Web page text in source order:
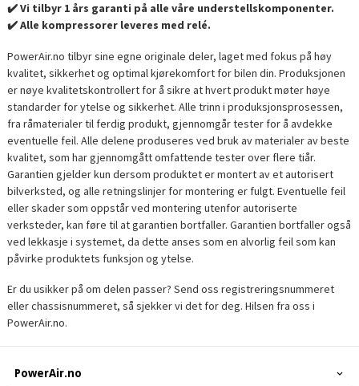
✔️ Vi tilbyr 1 års garanti på alle våre understellskomponenter.
✔️ Alle kompressorer leveres med relé.
PowerAir.no tilbyr sine egne originale deler, laget med fokus på høy
kvalitet, sikkerhet og optimal kjørekomfort for bilen din. Produksjonen
er nøye kvalitetskontrollert for å sikre at hvert produkt møter høye
standarder for ytelse og sikkerhet. Alle trinn i produksjonsprosessen,
fra råmaterialer til ferdig produkt, gjennomgår tester for å avdekke
eventuelle feil. Alle delene produseres ved bruk av materialer av beste
kvalitet, som har gjennomgått omfattende tester over flere tiår.
Garantien gjelder kun dersom produktet er montert av et autorisert
bilverksted, og alle retningslinjer for montering er fulgt. Eventuelle feil
eller skader som oppstår ved montering utenfor autoriserte
verksteder, kan føre til at garantien bortfaller. Garantien bortfaller også
ved lekkasje i systemet, da dette anses som en alvorlig feil som kan
påvirke produktets funksjon og ytelse.
Er du usikker på om delen passer? Send oss registreringsnummeret
eller chassisnummeret, så sjekker vi det for deg. Hilsen fra oss i
PowerAir.no.
PowerAir.no